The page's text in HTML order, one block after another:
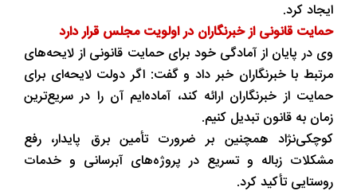
ایجاد کرد.
حمایت قانونی از خبرنگاران در اولویت مجلس قرار دارد
وی در پایان از آمادگی خود برای حمایت قانونی از لایحه‌های
مرتبط با خبرنگاران خبر داد و گفت: اگر دولت لایحه‌ای برای
حمایت از خبرنگاران ارائه کند، آماده‌ایم آن را در سریع‌ترین
زمان به قانون تبدیل کنیم.
کوچکی‌نژاد همچنین بر ضرورت تأمین برق پایدار، رفع
مشکلات زباله و تسریع در پروژه‌های آبرسانی و خدمات
روستایی تأکید کرد.